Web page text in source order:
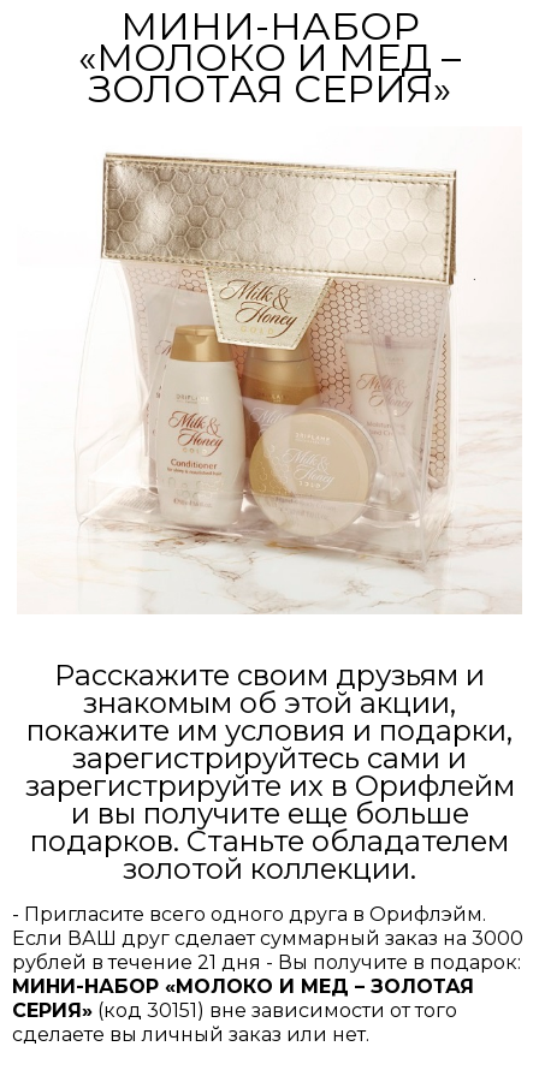
МИНИ-НАБОР
«МОЛОКО И МЕД –
ЗОЛОТАЯ СЕРИЯ»
Расскажите своим друзьям и
знакомым об этой акции,
покажите им условия и подарки,
зарегистрируйтесь сами и
зарегистрируйте их в Орифлейм
и вы получите еще больше
подарков. Станьте обладателем
золотой коллекции.
- Пригласите всего одного друга в Орифлэйм.
Если ВАШ друг сделает суммарный заказ на 3000
рублей в течение 21 дня - Вы получите в подарок:
МИНИ-НАБОР «МОЛОКО И МЕД – ЗОЛОТАЯ
СЕРИЯ» (код 30151) вне зависимости от того
сделаете вы личный заказ или нет.